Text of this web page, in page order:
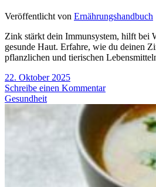
Veröffentlicht von Ernährungshandbuch
Zink stärkt dein Immunsystem, hilft bei
gesunde Haut. Erfahre, wie du deinen
pflanzlichen und tierischen
22. Oktober 2025
Schreibe einen Kommentar
Gesundheit